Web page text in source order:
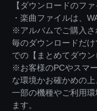
【ダウンロードのフ
・楽曲ファイルは、
※アルバムでご購入さ
毎のダウンロードだ
での【まとめてダウン
※お客様のPCやスマ
な環境かお確かめの
一部の機種やご利用
ます。